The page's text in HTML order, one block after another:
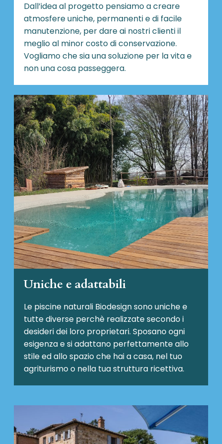
Dall’idea al progetto pensiamo a creare
atmosfere uniche, permanenti e di facile
manutenzione, per dare ai nostri clienti il
meglio al minor costo di conservazione.
Vogliamo che sia una soluzione per la vita e
non una cosa passeggera.
Uniche e adattabili
Le piscine naturali Biodesignsono uniche e
tutte diverse perchè realizzate secondo i
desideri dei loro proprietari. Sposano ogni
esigenza e si adattano perfettamente allo
stile ed allo spazio che hai a casa, nel tuo
agriturismo o nella tua struttura ricettiva.